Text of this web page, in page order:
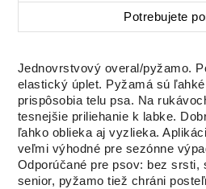
Potrebujete
Jednovrstvový overal/pyžamo.
elastický úplet. Pyžamá sú
prispôsobia telu psa. Na
tesnejšie priliehanie k labke.
ľahko oblieka aj vyzlieka.
veľmi výhodné pre sezónne
Odporúčané pre psov: bez srsti,
senior, pyžamo tiež chráni